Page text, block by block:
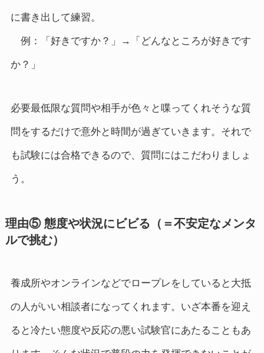
に書き出して練習。
例：「好きですか？」→「どんなところが好きです
か？」
必要最低限な質問や相手が色々と喋ってくれそうな質
問をするだけで意外と時間が過ぎていきます。それで
も試験には合格できるので、質問にはこだわりましょ
う。
理由⑤ 態度や状況にビビる（＝不安定なメンタ
ルで挑む）
養成所やオンラインなどでロープレをしていると大抵
の人がいい相談者になってくれます。いざ本番を迎え
ると冷たい態度や反応の悪い試験官にあたることもあ